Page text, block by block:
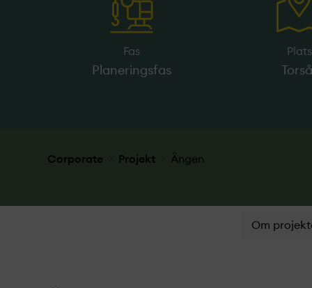
Fas
Planeringsfas
Plats
Corporate Projekt­ Ängen
Om